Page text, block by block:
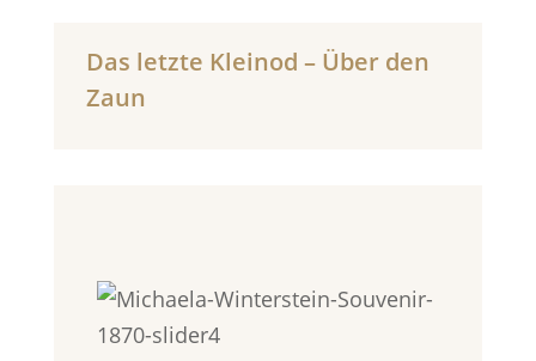
Das letzte Kleinod – Über den
Zaun